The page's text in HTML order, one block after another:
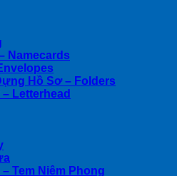
Namecards
Hồ Sơ – Folders
Letterhead
Tem Niêm Phong